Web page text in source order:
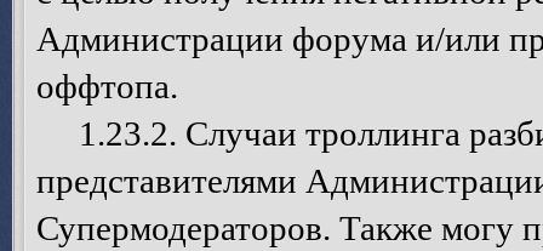
Администрации форума и/или
оффтопа.
1.23.2. Случаи троллинга
представителями
Супермодераторов. Также могу